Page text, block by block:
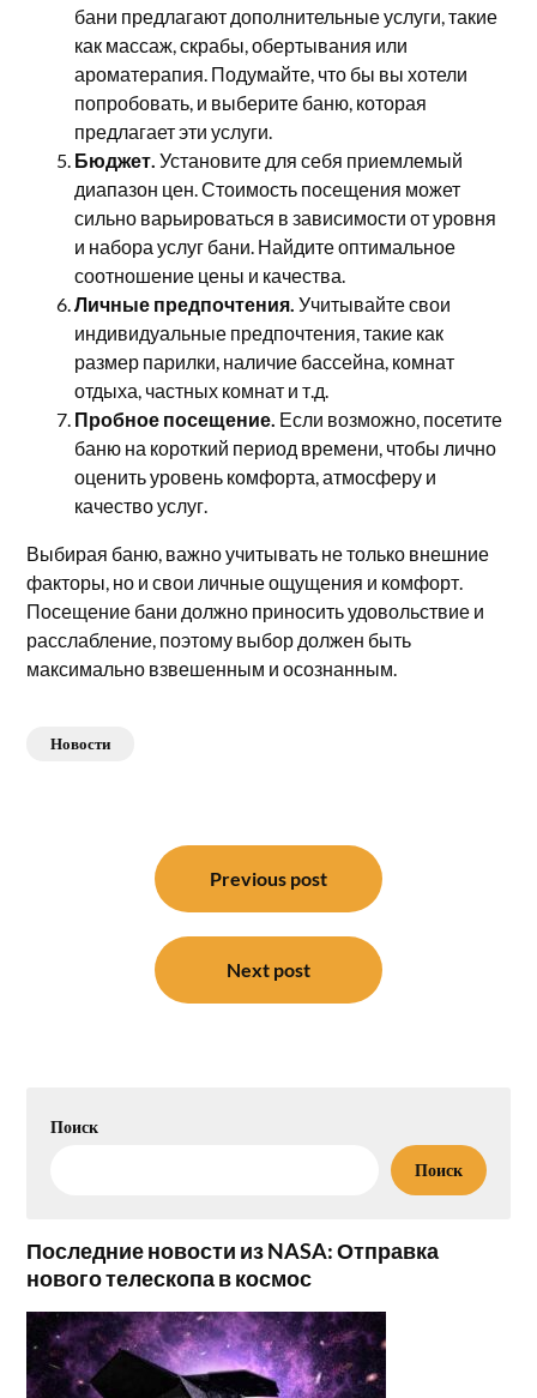
бани предлагают дополнительные услуги, такие
как массаж, скрабы, обертывания или
ароматерапия. Подумайте, что бы вы хотели
попробовать, и выберите баню, которая
предлагает эти услуги.
Бюджет. Установите для себя приемлемый
диапазон цен. Стоимость посещения может
сильно варьироваться в зависимости от уровня
и набора услуг бани. Найдите оптимальное
соотношение цены и качества.
Личные предпочтения. Учитывайте свои
индивидуальные предпочтения, такие как
размер парилки, наличие бассейна, комнат
отдыха, частных комнат и т.д.
Пробное посещение. Если возможно, посетите
баню на короткий период времени, чтобы лично
оценить уровень комфорта, атмосферу и
качество услуг.
Выбирая баню, важно учитывать не только внешние
факторы, но и свои личные ощущения и комфорт.
Посещение бани должно приносить удовольствие и
расслабление, поэтому выбор должен быть
максимально взвешенным и осознанным.
Новости
Previous post
Next post
Поиск
Поиск
Последние новости из NASA: Отправка
нового телескопа в космос